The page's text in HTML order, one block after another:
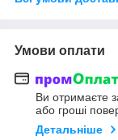
Умови оплати
Ви отримаєте
або гроші
Детальніше